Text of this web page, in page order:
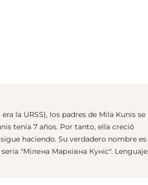
la URSS), los padres de Mila Kunis se
tenía 7 años. Por tanto, ella creció
haciendo. Su verdadero nombre es
"Мілена Марківна Куніс". Lenguaje